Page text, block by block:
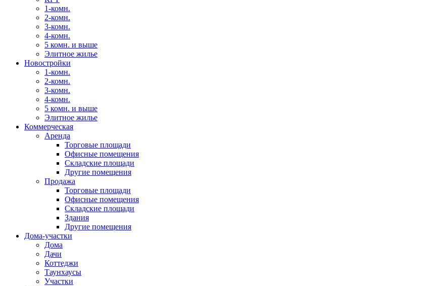
1-комн.
2-комн.
3-комн.
4-комн.
5 комн. и выше
Элитное жилье
Новостройки
1-комн.
2-комн.
3-комн.
4-комн.
5 комн. и выше
Элитное жилье
Коммерческая
Аренда
Торговые площади
Офисные помещения
Складские площади
Другие помещения
Продажа
Торговые площади
Офисные помещения
Складские площади
Здания
Другие помещения
Дома-участки
Дома
Дачи
Коттеджи
Таунхаусы
Участки